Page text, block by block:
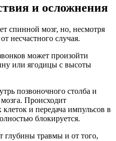
и осложнения
спинной мозг, но, несмотря
несчастного случая.
может произойти
или ягодицы с высоты
позвоночного столба и
Происходит
и передача импульсов в
блокируется.
глубины травмы и от того,